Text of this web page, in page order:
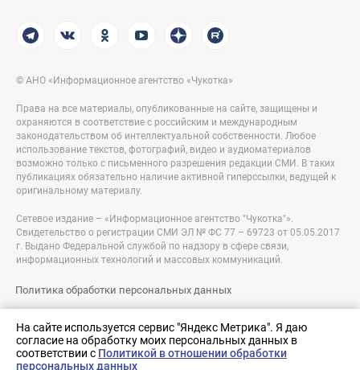
На сайте используется сервис "Яндекс Метрика". Я даю
согласие на обработку моих персональных данных в
соответствии с Политикой в отношении обработки
персональных данных
© АНО «Информационное агентство «Чукотка»
Права на все материалы, опубликованные на сайте, защищены и
охраняются в соответствие с российским и международным
законодательством об интеллектуальной собственности. Любое
использование текстов, фотографий, видео и аудиоматериалов
возможно только с письменного разрешения редакции СМИ. В таких
публикациях обязательно наличие активной гиперссылки, ведущей к
оригинальному материалу.
Сетевое издание – «Информационное агентство "Чукотка"».
Свидетельство о регистрации СМИ ЭЛ № ФС 77 – 69723 от 05.05.2017
г. Выдано Федеральной службой по надзору в сфере связи,
информационных технологий и массовых коммуникаций.
Политика обработки персональных данных
Разработка сайта:
nologostudio.ru